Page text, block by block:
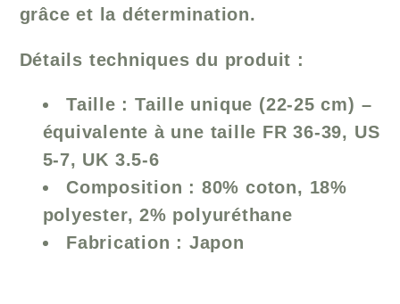
grâce et la détermination.
Détails techniques du produit :
Taille : Taille unique (22-25 cm) –
équivalente à une taille FR 36-39, US
5-7, UK 3.5-6
Composition : 80% coton, 18%
polyester, 2% polyuréthane
Fabrication : Japon